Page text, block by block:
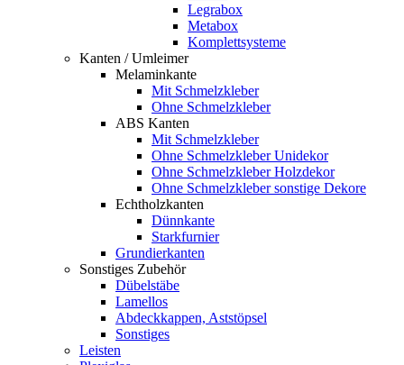
Legrabox
Metabox
Komplettsysteme
Kanten / Umleimer
Melaminkante
Mit Schmelzkleber
Ohne Schmelzkleber
ABS Kanten
Mit Schmelzkleber
Ohne Schmelzkleber Unidekor
Ohne Schmelzkleber Holzdekor
Ohne Schmelzkleber sonstige Dekore
Echtholzkanten
Dünnkante
Starkfurnier
Grundierkanten
Sonstiges Zubehör
Dübelstäbe
Lamellos
Abdeckkappen, Aststöpsel
Sonstiges
Leisten